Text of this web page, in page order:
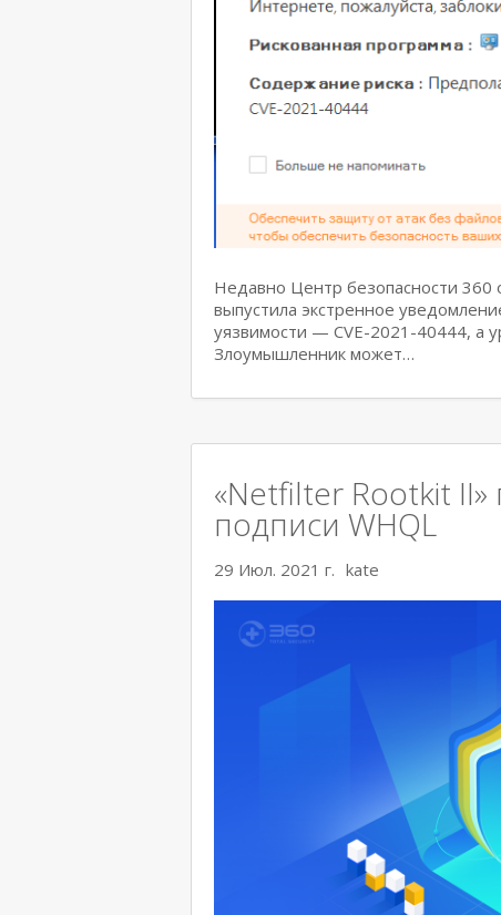
Недавно Центр безопасности
выпустила экстренное
уязвимости — CVE-2021-40444, а
Злоумышленник может…
«Netfilter Rootkit
подписи WHQL
29 Июл. 2021 г. kate